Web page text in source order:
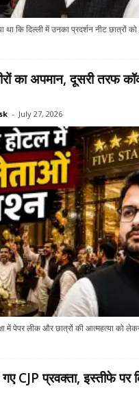
था कि दिल्ली में उनका प्रदर्शन नीट छात्रों
का अपमान, दूसरी तरफ
- July 27, 2026
में पेपर लीक और छात्रों की आत्महत्या को
CJP प्रवक्ता, इस्तीफे पर